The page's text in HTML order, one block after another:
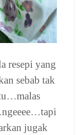
resepi yang
sebab tak
jugak